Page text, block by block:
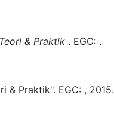
& Praktik . EGC: .
& Praktik". EGC: , 2015.